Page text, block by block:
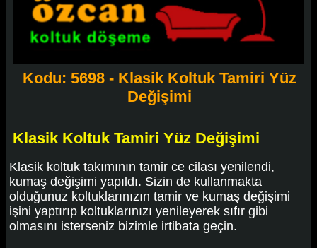
Kodu: 5698 - Klasik Koltuk Tamiri Yüz
Değişimi
Klasik Koltuk Tamiri Yüz Değişimi
Klasik koltuk takımının tamir ce cilası yenilendi,
kumaş değişimi yapıldı. Sizin de kullanmakta
olduğunuz koltuklarınızın tamir ve kumaş değişimi
işini yaptırıp koltuklarınızı yenileyerek sıfır gibi
olmasını isterseniz bizimle irtibata geçin.